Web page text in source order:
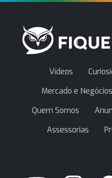
Vídeos
Mercado e Negócios
Quem Somos
Assessorias